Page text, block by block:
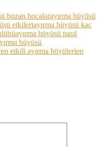
bozan hocalarayırma büyüsü
etkileriayırma büyüsü kaç
ayırma büyüsü nasıl
büyüsü
en etkili ayırma büyülerien